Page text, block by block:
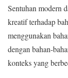
Sentuhan modern
kreatif terhadap
menggunakan
dengan bahan-
konteks yang